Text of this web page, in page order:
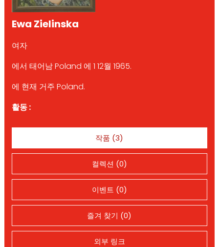
Ewa Zielinska
여자
에서 태어남 Poland 에 1 12월 1965.
에 현재 거주 Poland.
활동 :
작품 (3)
컬렉션 (0)
이벤트 (0)
즐겨 찾기 (0)
외부 링크